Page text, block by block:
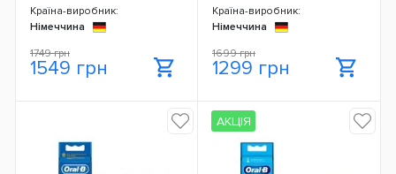
Країна-виробник:
Німеччина
1749 грн
1549 грн
Країна-виробник:
Німеччина
1699 грн
1299 грн
АКЦІЯ